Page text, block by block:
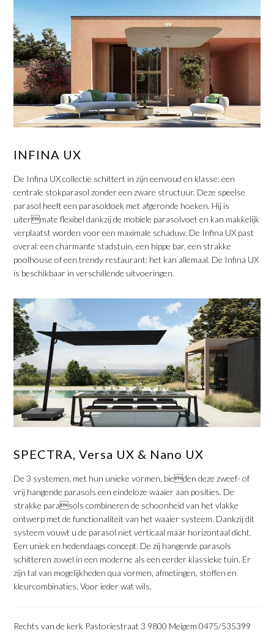
INFINA UX
De Infina UX collectie schittert in zijn eenvoud en klasse: een
centrale stokparasol zonder een zware structuur. Deze speelse
parasol heeft een parasoldoek met afgeronde hoeken. Hij is
uitermate flexibel dankzij de mobiele parasolvoet en kan makkelijk
verplaatst worden voor een maximale schaduw. De Infina UX past
overal: een charmante stadstuin, een hippe bar, een strakke
poolhouse of een trendy restaurant: het kan allemaal. De Infina UX
is beschikbaar in verschillende uitvoeringen.
SPECTRA, Versa UX & Nano UX
De 3 systemen, met hun unieke vormen, bieden deze zweef- of
vrij hangende parasols een eindeloze waaier aan posities. De
strakke parasols combineren de schoonheid van het vlakke
ontwerp met de functionaliteit van het waaier systeem. Dankzij dit
systeem vouwt u de parasol niet verticaal maar horizontaal dicht.
Een uniek en hedendaags concept. De zij hangende parasols
schitteren zowel in een moderne als een eerder klassieke tuin. Er
zijn tal van mogelijkheden qua vormen, afmetingen, stoffen en
kleurcombinaties. Voor ieder wat wils.
Rechts van de kerk Pastoriestraat 3 9800 Meigem 0475/535399